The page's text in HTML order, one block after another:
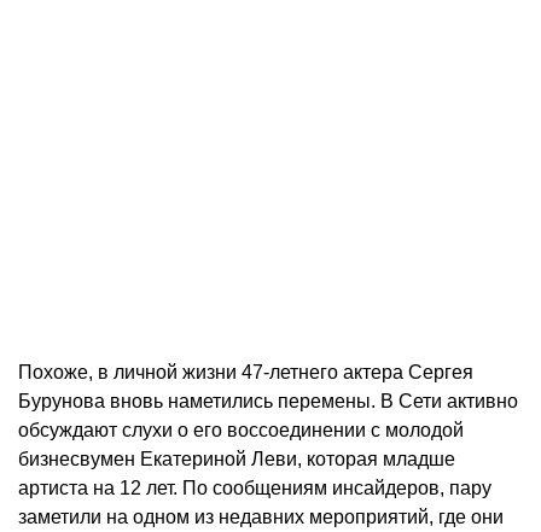
Похоже, в личной жизни 47-летнего актера Сергея
Бурунова вновь наметились перемены. В Сети активно
обсуждают слухи о его воссоединении с молодой
бизнесвумен Екатериной Леви, которая младше
артиста на 12 лет. По сообщениям инсайдеров, пару
заметили на одном из недавних мероприятий, где они